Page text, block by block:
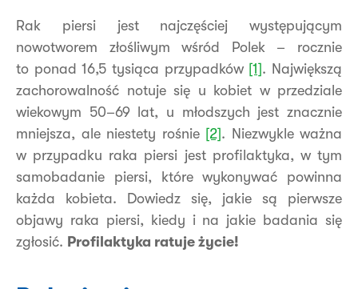
Rak piersi jest najczęściej występującym
nowotworem złośliwym wśród Polek – rocznie
to ponad 16,5 tysiąca przypadków [1]. Największą
zachorowalność notuje się u kobiet w przedziale
wiekowym 50–69 lat, u młodszych jest znacznie
mniejsza, ale niestety rośnie [2]. Niezwykle ważna
w przypadku raka piersi jest profilaktyka, w tym
samobadanie piersi, które wykonywać powinna
każda kobieta. Dowiedz się, jakie są pierwsze
objawy raka piersi, kiedy i na jakie badania się
zgłosić. Profilaktyka ratuje życie!